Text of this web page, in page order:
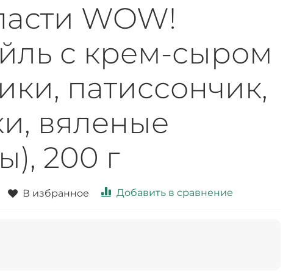
WOW!
с крем-сыром
патиссончик,
вяленые
200 г
В избранное Добавить в сравнение